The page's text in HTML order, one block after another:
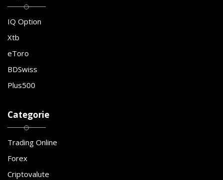
IQ Option
Xtb
eToro
BDSwiss
Plus500
Categorie
Trading Online
Forex
Criptovalute